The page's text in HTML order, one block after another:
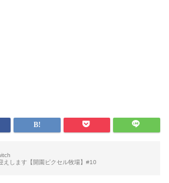
えします【開園ピクセル牧場】#10